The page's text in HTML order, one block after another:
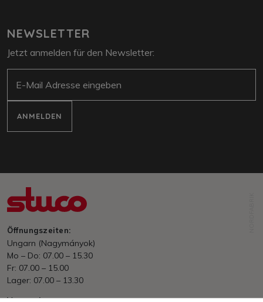
NEWSLETTER
Jetzt anmelden für den Newsletter:
ANMELDEN
Öffnungszeiten:
Ungarn (Nagymányok)
Mo – Do: 07.00 – 15.30
Fr: 07.00 – 15.00
Lager: 07.00 – 13.30
Versand